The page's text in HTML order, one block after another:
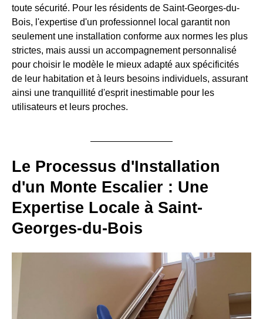
toute sécurité. Pour les résidents de Saint-Georges-du-
Bois, l'expertise d'un professionnel local garantit non
seulement une installation conforme aux normes les plus
strictes, mais aussi un accompagnement personnalisé
pour choisir le modèle le mieux adapté aux spécificités
de leur habitation et à leurs besoins individuels, assurant
ainsi une tranquillité d'esprit inestimable pour les
utilisateurs et leurs proches.
Le Processus d'Installation
d'un Monte Escalier : Une
Expertise Locale à Saint-
Georges-du-Bois